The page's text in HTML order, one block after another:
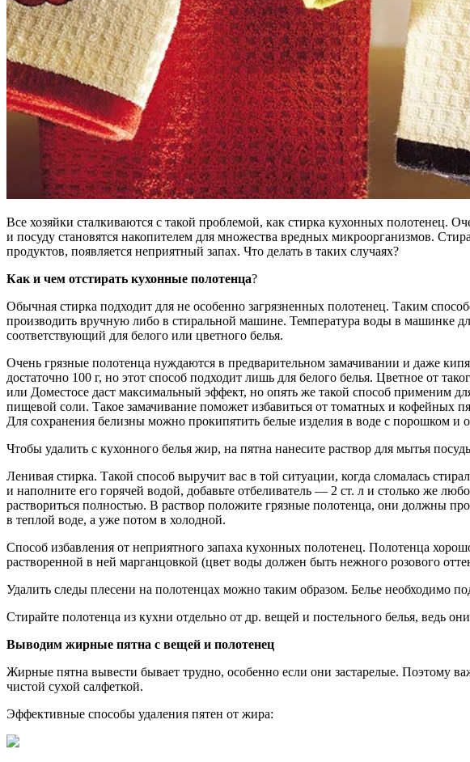
Все хозяйки сталкиваются с такой проблемой, как стирка кухонных полотенец.
и посуду становятся накопителем для множества вредных микроорганизмов.
продуктов, появляется неприятный запах. Что делать в таких случаях?
Как и чем отстирать кухонные полотенца?
Обычная стирка подходит для не особенно загрязненных полотенец. Таким
производить вручную либо в стиральной машине. Температура воды в машинке
соответствующий для белого или цветного белья.
Очень грязные полотенца нуждаются в предварительном замачивании и даже
достаточно 100 г, но этот способ подходит лишь для белого белья. Цветное от
или Доместосе даст максимальный эффект, но опять же такой способ применим
пищевой соли. Такое замачивание поможет избавиться от томатных и кофейных
Для сохранения белизны можно прокипятить белые изделия в воде с порошком и
Чтобы удалить с кухонного белья жир, на пятна нанесите раствор для мытья
Ленивая стирка. Такой способ выручит вас в той ситуации, когда сломалась
и наполните его горячей водой, добавьте отбеливатель — 2 ст. л и столько же
раствориться полностью. В раствор положите грязные полотенца, они должны
в теплой воде, а уже потом в холодной.
Способ избавления от неприятного запаха кухонных полотенец. Полотенца
растворенной в ней марганцовкой (цвет воды должен быть нежного розового
Удалить следы плесени на полотенцах можно таким образом. Белье необходимо
Стирайте полотенца из кухни отдельно от др. вещей и постельного белья, ведь
Выводим жирные пятна с вещей и полотенец
Жирные пятна вывести бывает трудно, особенно если они застарелые. Поэтому
чистой сухой салфеткой.
Эффективные способы удаления пятен от жира: